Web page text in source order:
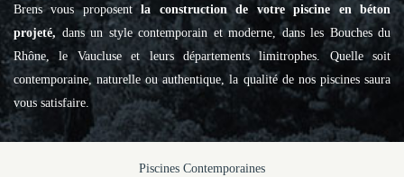
Brens vous proposentla construction de votre piscine en béton
projeté, dans un style contemporain et moderne, dans les Bouches du
Rhône, le Vaucluse et leurs départements limitrophes. Quelle soit
contemporaine, naturelle ou authentique, la qualité de nos piscines saura
vous satisfaire.
Piscines Contemporaines